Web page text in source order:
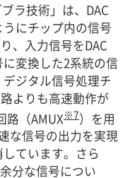
ラ技術」は、DAC
にチップ内の信号
、入力信号をDAC
変換した2系統の信
ジタル信号処理チ
よりも高速動作が
路（AMUX※7）を用
な信号の出力を実現
ています。さら
分な信号につい